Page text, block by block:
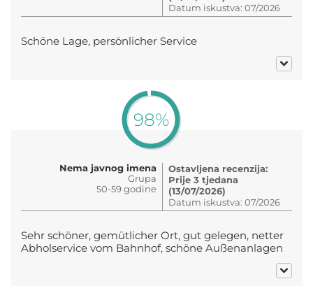
Datum iskustva: 07/2026
Schöne Lage, persönlicher Service
98%
Nema javnog imena
Grupa
50-59 godine
Ostavljena recenzija:
Prije 3 tjedana
(13/07/2026)
Datum iskustva: 07/2026
Sehr schöner, gemütlicher Ort, gut gelegen, netter
Abholservice vom Bahnhof, schöne Außenanlagen